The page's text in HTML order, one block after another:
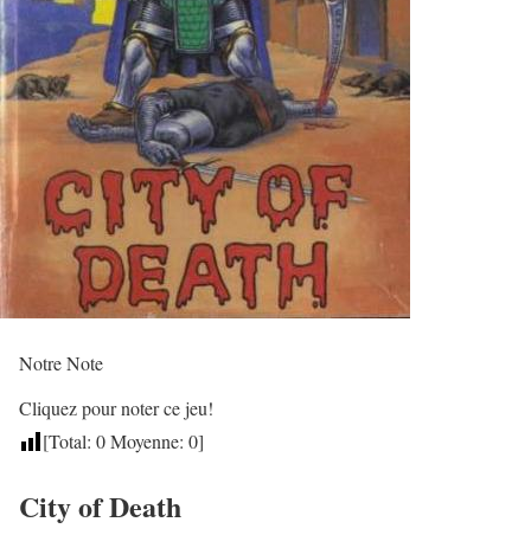
Notre Note
Cliquez pour noter ce jeu!
[Total: 0Moyenne: 0]
City of Death